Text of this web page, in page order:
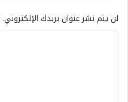
لن يتم نشر عنوان بريدك الإلكتروني.